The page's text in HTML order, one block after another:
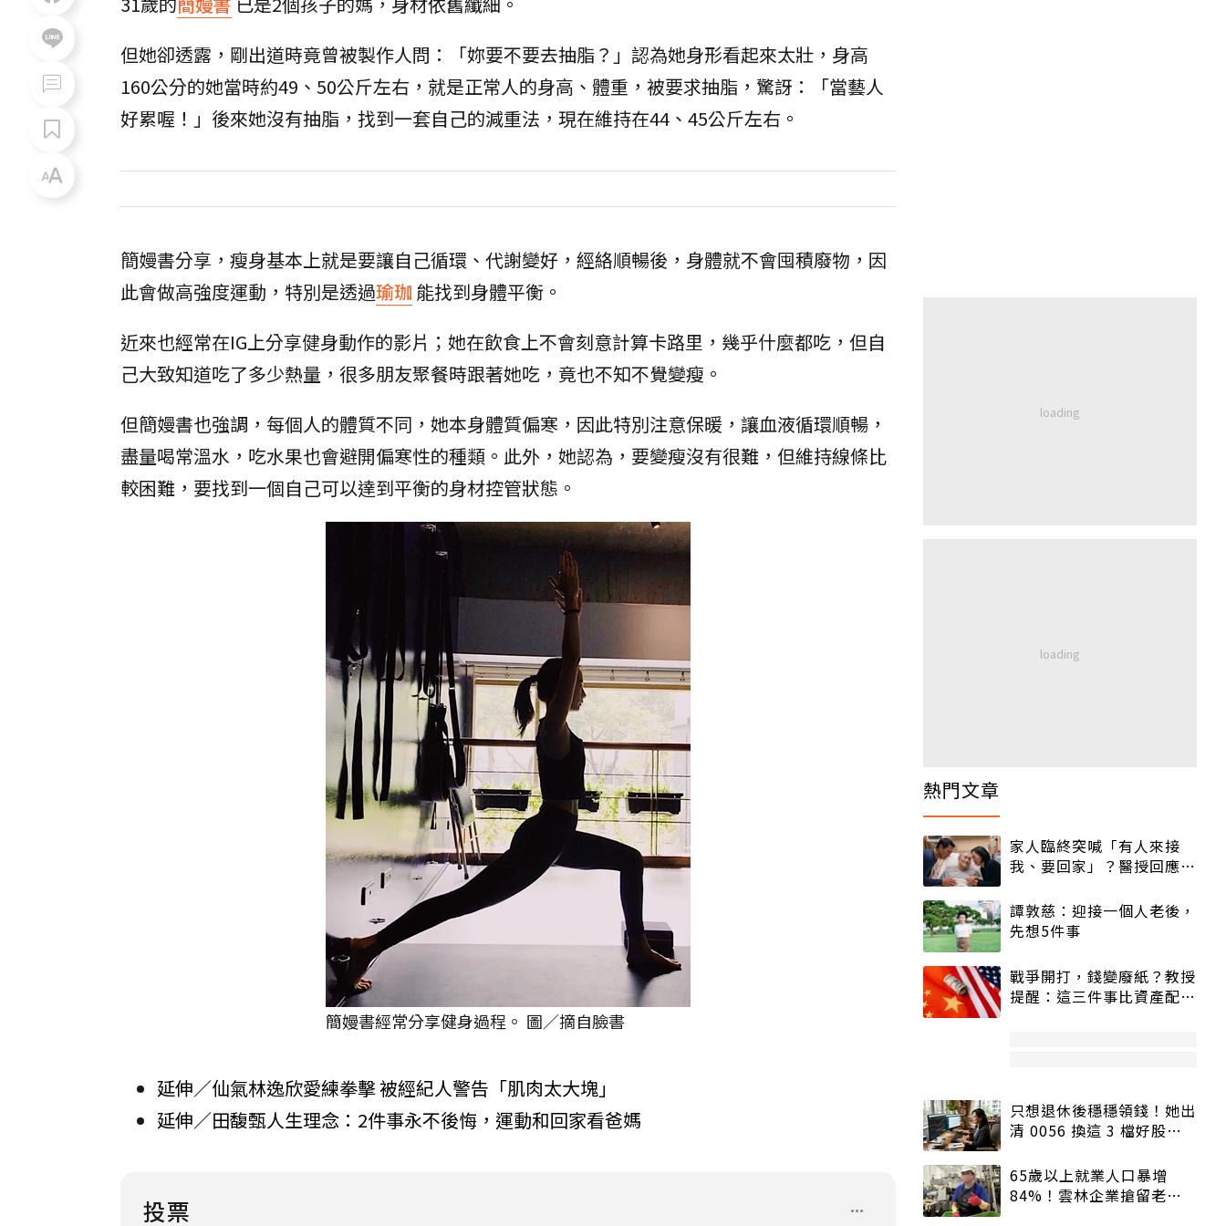
但她卻透露，剛出道時竟曾被製作人問：「妳要不要去抽脂？」認為她身形看起來太壯，身高
160公分的她當時約49、50公斤左右，就是正常人的身高、體重，被要求抽脂，驚訝：「當藝人
好累喔！」後來她沒有抽脂，找到一套自己的減重法，現在維持在44、45公斤左右。
簡嫚書分享，瘦身基本上就是要讓自己循環、代謝變好，經絡順暢後，身體就不會囤積廢物，因
此會做高強度運動，特別是透過瑜珈 能找到身體平衡。
近來也經常在IG上分享健身動作的影片；她在飲食上不會刻意計算卡路里，幾乎什麼都吃，但自
己大致知道吃了多少熱量，很多朋友聚餐時跟著她吃，竟也不知不覺變瘦。
但簡嫚書也強調，每個人的體質不同，她本身體質偏寒，因此特別注意保暖，讓血液循環順暢，
盡量喝常溫水，吃水果也會避開偏寒性的種類。此外，她認為，要變瘦沒有很難，但維持線條比
較困難，要找到一個自己可以達到平衡的身材控管狀態。
簡嫚書經常分享健身過程。 圖／摘自臉書
延伸／仙氣林逸欣愛練拳擊 被經紀人警告「肌肉太大塊」
延伸／田馥甄人生理念：2件事永不後悔，運動和回家看爸媽
投票
熱門文章
家人臨終突喊「有人來接
我、要回家」？醫授回應方
譚敦慈：迎接一個人老後，
先想5件事
戰爭開打，錢變廢紙？教授
提醒：這三件事比資產配置
只想退休後穩穩領錢！她出
清 0056 換這 3 檔好股：
65歲以上就業人口暴增
84%！雲林企業搶留老員